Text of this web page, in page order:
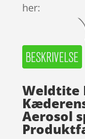
her:
Weldtite
Aerosol